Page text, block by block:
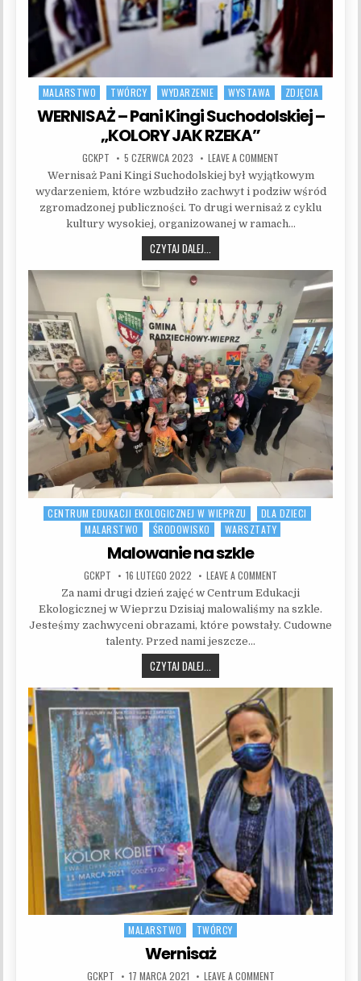
Posted in
MALARSTWO TWÓRCY WYDARZENIE WYSTAWA ZDJĘCIA
WERNISAŻ – Pani Kingi Suchodolskiej –
„KOLORY JAK RZEKA”
AUTHOR:
GCKPT PUBLISHED DATE:
5 CZERWCA 2023 LEAVE A COMMENT
Wernisaż Pani Kingi Suchodolskiej był wyjątkowym
wydarzeniem, które wzbudziło zachwyt i podziw wśród
zgromadzonej publiczności. To drugi wernisaż z cyklu
kultury wysokiej, organizowanej w ramach…
CZYTAJ DALEJ...
Posted in
CENTRUM EDUKACJI EKOLOGICZNEJ W WIEPRZU
DLA DZIECI
MALARSTWO
ŚRODOWISKO WARSZTATY
Malowanie na szkle
AUTHOR:
GCKPT PUBLISHED DATE:
16 LUTEGO 2022 LEAVE A COMMENT
Za nami drugi dzień zajęć w Centrum Edukacji
Ekologicznej w Wieprzu Dzisiaj malowaliśmy na szkle.
Jesteśmy zachwyceni obrazami, które powstały. Cudowne
talenty. Przed nami jeszcze…
CZYTAJ DALEJ...
Posted in
MALARSTWO TWÓRCY
Wernisaż
AUTHOR:
GCKPT PUBLISHED DATE:
17 MARCA 2021 LEAVE A COMMENTON WERNISAŻ